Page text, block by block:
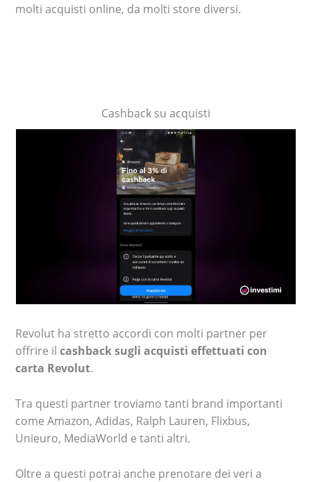
molti acquisti online, da molti store diversi.
Cashback su acquisti
Revolut ha stretto accordi con molti partner per
offrire ilcashback sugli acquisti effettuati con
carta Revolut.
Tra questi partner troviamo tanti brand importanti
come Amazon, Adidas, Ralph Lauren, Flixbus,
Unieuro, MediaWorld e tanti altri.
Oltre a questi potrai anche prenotare dei veri a